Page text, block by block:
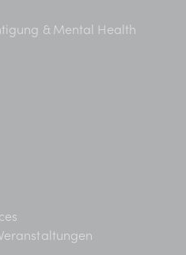
& Mental Health